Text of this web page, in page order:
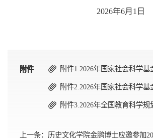
2026年6月1日
附件 附件1.2026年国家社会科学
附件
附件2.2026年国家社会科学
附件
附件3.2026年全国教育科学
上一条：